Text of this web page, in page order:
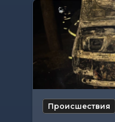
Происшествия